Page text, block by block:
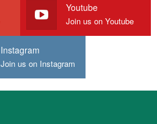
Youtube
Join us on Youtube
Instagram
Join us on Instagram